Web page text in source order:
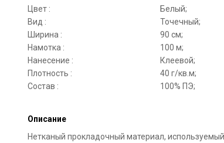
Цвет :
Белый;
Вид :
Точечный;
Ширина :
90 см;
Намотка :
100 м;
Нанесение :
Клеевой;
Плотность :
40 г/кв.м;
Состав :
100% ПЭ;
Описание
Нетканый прокладочный материал,